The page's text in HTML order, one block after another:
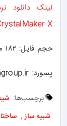
لینک دانلود
X
حجم فایل: ۱۸۲ مگابایت
پسورد: www.chemgroup.ir
برچسب‌ها:
شبیه ساز ,